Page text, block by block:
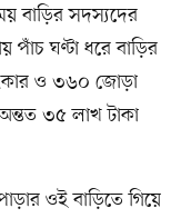
বাড়ির সদস্যদের
পাঁচ ঘণ্টা ধরে বাড়ির
ও ৩৬০ জোড়া
৩৫ লাখ টাকা
ওই বাড়িতে গিয়ে